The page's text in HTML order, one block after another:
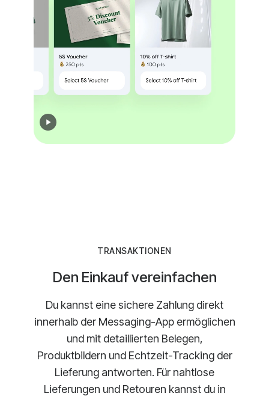
TRANSAKTIONEN
Den Einkauf vereinfachen
Du kannst eine sichere Zahlung direkt
innerhalb der Messaging-App ermöglichen
und mit detaillierten Belegen,
Produktbildern und Echtzeit-Tracking der
Lieferung antworten. Für nahtlose
Lieferungen und Retouren kannst du in